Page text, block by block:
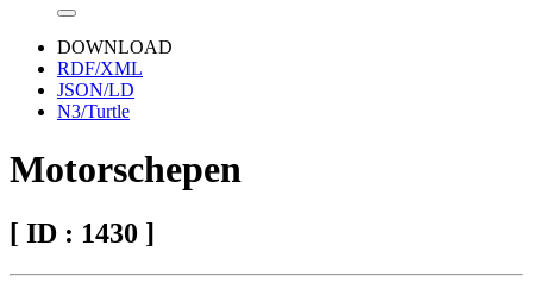
DOWNLOAD
RDF/XML
JSON/LD
N3/Turtle
Motorschepen
[ ID : 1430 ]